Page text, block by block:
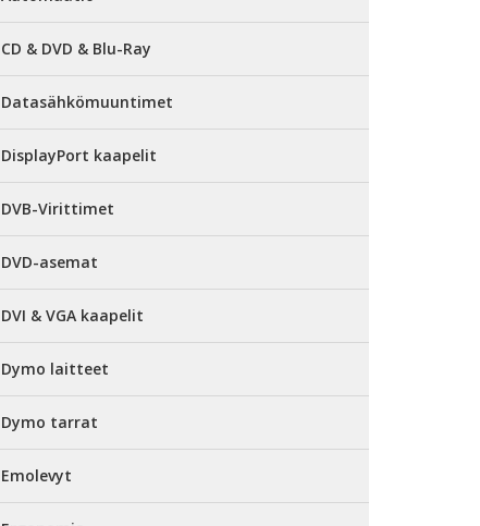
CD & DVD & Blu-Ray
Datasähkömuuntimet
DisplayPort kaapelit
DVB-Virittimet
DVD-asemat
DVI & VGA kaapelit
Dymo laitteet
Dymo tarrat
Emolevyt